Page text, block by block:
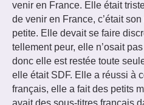
venir en France. Elle était
de venir en France, c’était
petite. Elle devait se faire
tellement peur, elle n’osait
donc elle est restée toute
elle était SDF. Elle a réussi à
français, elle a fait des petits